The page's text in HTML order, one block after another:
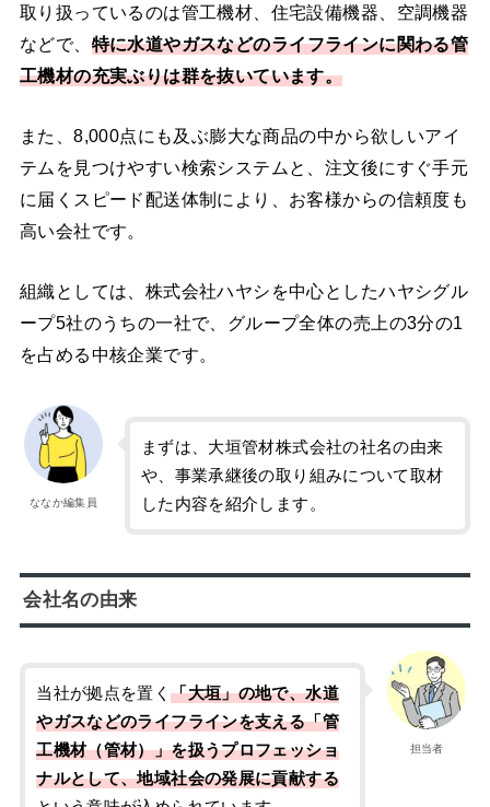
取り扱っているのは管工機材、住宅設備機器、空調機器
などで、 特に水道やガスなどのライフラインに関わる管
工機材の充実ぶりは群を抜いています。
また、8,000点にも及ぶ膨大な商品の中から欲しいアイ
テムを見つけやすい検索システムと、注文後にすぐ手元
に届くスピード配送体制により、お客様からの信頼度も
高い会社です。
組織としては、株式会社ハヤシを中心としたハヤシグル
ープ5社のうちの一社で、グループ全体の売上の3分の1
を占める中核企業です。
ななか編集員
まずは、大垣管材株式会社の社名の由来
や、事業承継後の取り組みについて取材
した内容を紹介します。
会社名の由来
担当者
当社が拠点を置く「大垣」の地で、水道
やガスなどのライフラインを支える「管
工機材（管材）」を扱うプロフェッショ
ナルとして、地域社会の発展に貢献する